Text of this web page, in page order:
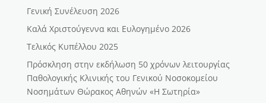
Γενική Συνέλευση 2026
Καλά Χριστούγεννα και Ευλογημένο 2026
Τελικός Κυπέλλου 2025
Πρόσκληση στην εκδήλωση 50 χρόνων λειτουργίας
Παθολογικής Κλινικής του Γενικού Νοσοκομείου
Νοσημάτων Θώρακος Αθηνών «Η Σωτηρία»